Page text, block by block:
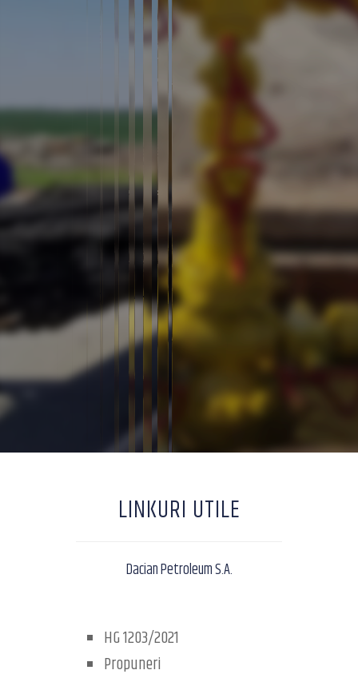
LINKURI UTILE
Dacian Petroleum S.A.
HG 1203/2021
Propuneri